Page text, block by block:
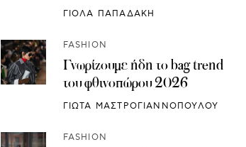
ΓΙΟΛΑ ΠΑΠΑΔΑΚΗ
FASHION
Γνωρίζουμε ήδη το bag trend
του φθινοπώρου 2026
ΓΙΩΤΑ ΜΑΣΤΡΟΓΙΑΝΝΟΠΟΥΛΟΥ
FASHION